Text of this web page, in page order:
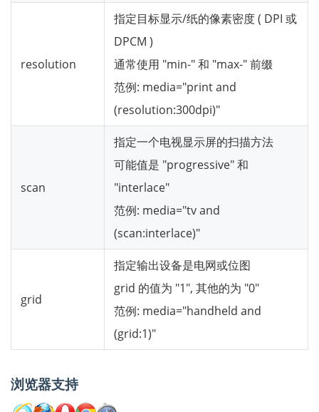
resolution
指定目标显示/纸的像素密度 ( DPI 或
DPCM )
通常使用 "min-" 和 "max-" 前缀
范例: media="print and
(resolution:300dpi)"
scan
指定一个电视显示屏的扫描方法
可能值是 "progressive" 和
"interlace"
范例: media="tv and
(scan:interlace)"
grid
指定输出设备是电网或位图
grid 的值为 "1", 其他的为 "0"
范例: media="handheld and
(grid:1)"
浏览器支持